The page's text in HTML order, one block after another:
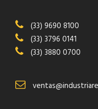
(33) 9690 8100
(33) 3796 0141
(33) 3880 0700